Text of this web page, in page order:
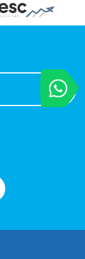
VOCÊ
Entre em